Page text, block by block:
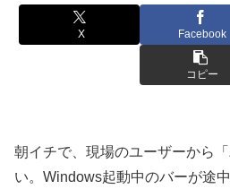
X Facebook
コピー
朝イチで、現場のユーザーから
い。Windows起動中のバーが途